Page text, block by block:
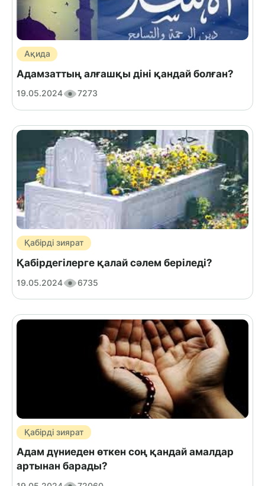
Ақида
Адамзаттың алғашқы діні қандай болған?
19.05.2024 7273
Қабірді зиярат
Қабірдегілерге қалай сәлем беріледі?
19.05.2024 6735
Қабірді зиярат
Адам дүниеден өткен соң қандай амалдар
артынан барады?